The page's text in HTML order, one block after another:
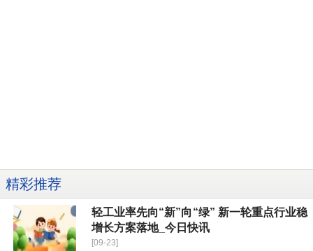
精彩推荐
轻工业率先向“新”向“绿” 新一轮重点行业稳
增长方案落地_今日快讯
[09-23]